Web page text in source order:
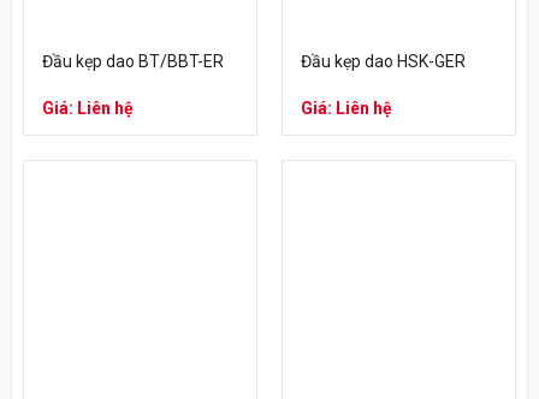
Đầu kẹp dao BT/BBT-ER
Giá: Liên hệ
Đầu kẹp dao HSK-GER
Giá: Liên hệ